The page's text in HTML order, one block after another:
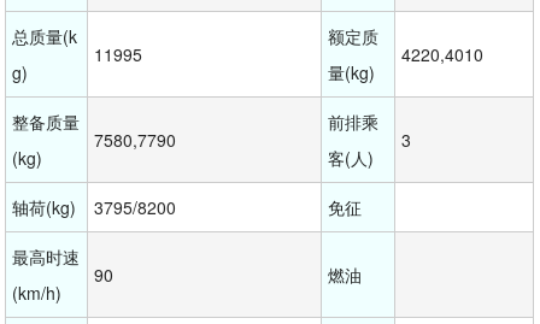
总质量(k
g)
11995
额定质
量(kg)
4220,4010
整备质量
(kg)
7580,7790
前排乘
客(人)
3
轴荷(kg) 3795/8200 免征
最高时速
(km/h)
90 燃油